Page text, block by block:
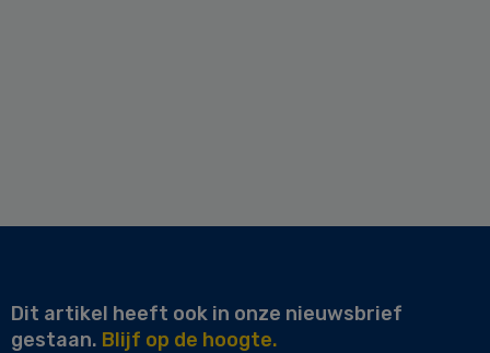
Dit artikel heeft ook in onze nieuwsbrief
gestaan. Blijf op de hoogte.